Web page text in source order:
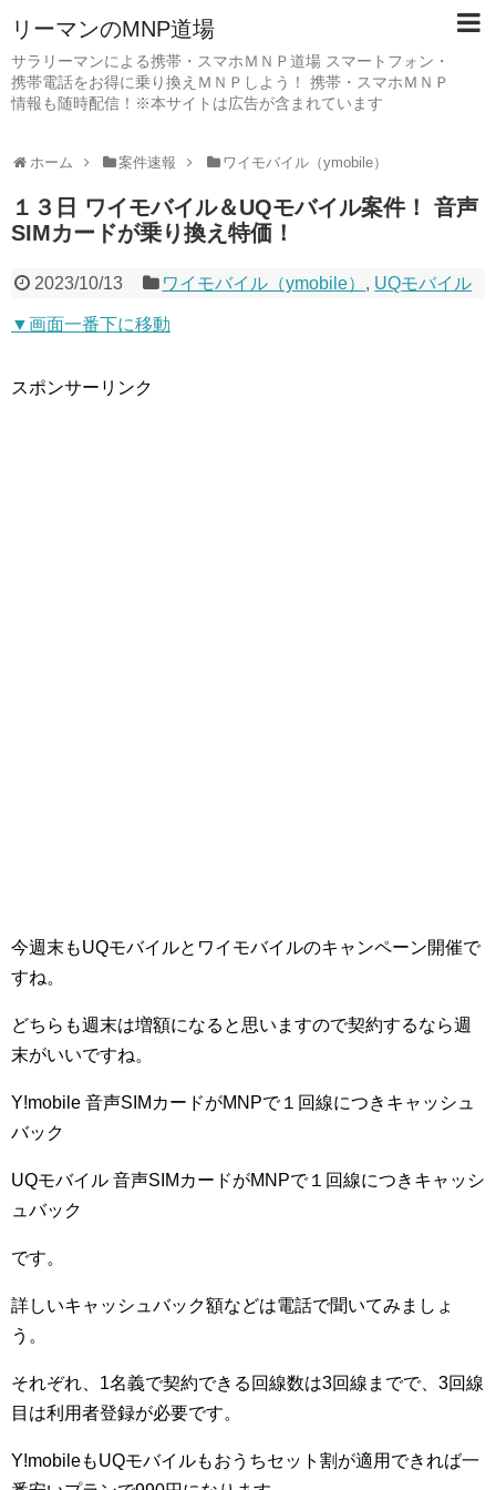
リーマンのMNP道場
サラリーマンによる携帯・スマホＭＮＰ道場 スマートフォン・
携帯電話をお得に乗り換えＭＮＰしよう！ 携帯・スマホＭＮＰ
情報も随時配信！※本サイトは広告が含まれています
ホーム 案件速報 ワイモバイル（ymobile）
１３日 ワイモバイル＆UQモバイル案件！ 音声
SIMカードが乗り換え特価！
2023/10/13 ワイモバイル（ymobile） , UQモバイル
▼画面一番下に移動
スポンサーリンク
今週末もUQモバイルとワイモバイルのキャンペーン開催で
すね。
どちらも週末は増額になると思いますので契約するなら週
末がいいですね。
Y!mobile 音声SIMカードがMNPで１回線につきキャッシュ
バック
UQモバイル 音声SIMカードがMNPで１回線につきキャッシ
ュバック
です。
詳しいキャッシュバック額などは電話で聞いてみましょ
う。
それぞれ、1名義で契約できる回線数は3回線までで、3回線
目は利用者登録が必要です。
Y!mobileもUQモバイルもおうちセット割が適用できれば一